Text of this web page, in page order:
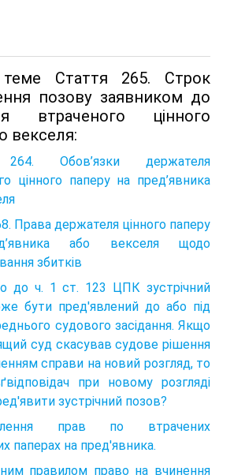
Стаття 265. Строк
позову заявником до
втраченого цінного
векселя:
Обов’язки держателя
цінного паперу на пред’явника
Права держателя цінного паперу
або векселя щодо
збитків
до ч. 1 ст. 123 ЦПК зустрічний
бути пред'явлений до або під
судового засідання. Якщо
суд скасував судове рішення
справи на новий розгляд, то
при новому розгляді
зустрічний позов?
прав по втрачених
паперах на пред'явника.
правилом право на вчинення